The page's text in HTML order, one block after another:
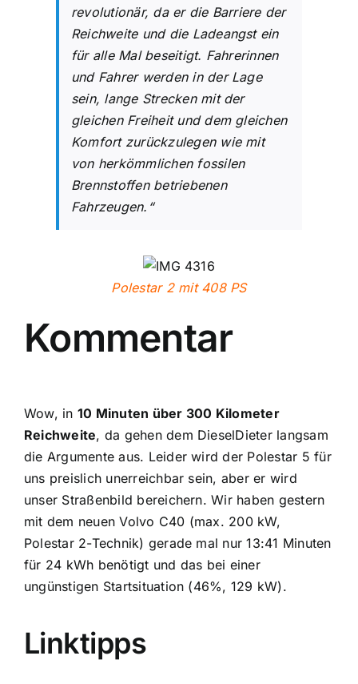
revolutionär, da er die Barriere der
Reichweite und die Ladeangst ein
für alle Mal beseitigt. Fahrerinnen
und Fahrer werden in der Lage
sein, lange Strecken mit der
gleichen Freiheit und dem gleichen
Komfort zurückzulegen wie mit
von herkömmlichen fossilen
Brennstoffen betriebenen
Fahrzeugen.“
Polestar 2 mit 408 PS
Kommentar
Wow, in 10 Minuten über 300 Kilometer
Reichweite, da gehen dem DieselDieter langsam
die Argumente aus. Leider wird der Polestar 5 für
uns preislich unerreichbar sein, aber er wird
unser Straßenbild bereichern. Wir haben gestern
mit dem neuen Volvo C40 (max. 200 kW,
Polestar 2-Technik) gerade mal nur 13:41 Minuten
für 24 kWh benötigt und das bei einer
ungünstigen Startsituation (46%, 129 kW).
Linktipps